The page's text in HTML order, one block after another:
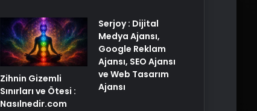
Zihnin Gizemli
Sınırları ve Ötesi :
Nasılnedir.com
Serjoy : Dijital
Medya Ajansı,
Google Reklam
Ajansı, SEO Ajansı
ve Web Tasarım
Ajansı